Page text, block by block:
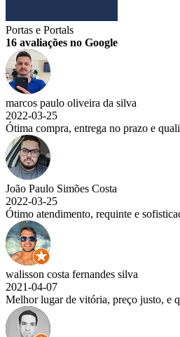
Portas e Portals
16 avaliações no Google
marcos paulo oliveira da silva
2022-03-25
Ótima compra, entrega no prazo e
João Paulo Simões Costa
2022-03-25
Ótimo atendimento, requinte e
walisson costa fernandes silva
2021-04-07
Melhor lugar de vitória, preço justo, e